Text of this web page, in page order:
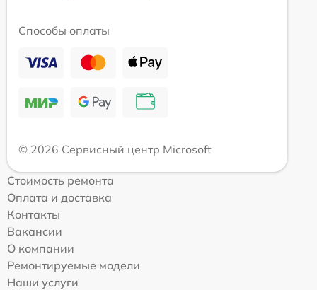
Способы оплаты
© 2026 Сервисный центр Microsoft
Стоимость ремонта
Оплата и доставка
Контакты
Вакансии
О компании
Ремонтируемые модели
Наши услуги